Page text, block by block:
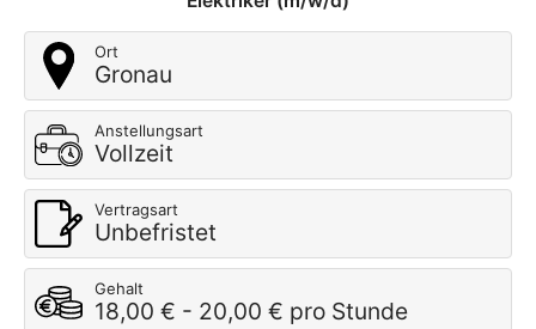
Ort
Gronau
Anstellungsart
Vollzeit
Vertragsart
Unbefristet
Gehalt
18,00 € - 20,00 € pro Stunde